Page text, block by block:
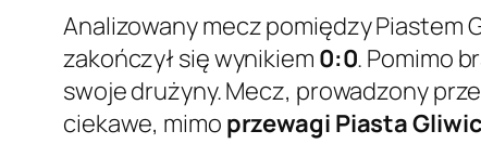
Analizowany mecz pomiędzy Piastem
zakończył się wynikiem 0:0. Pomimo
swoje drużyny. Mecz, prowadzony
ciekawe, mimo przewagi Piasta